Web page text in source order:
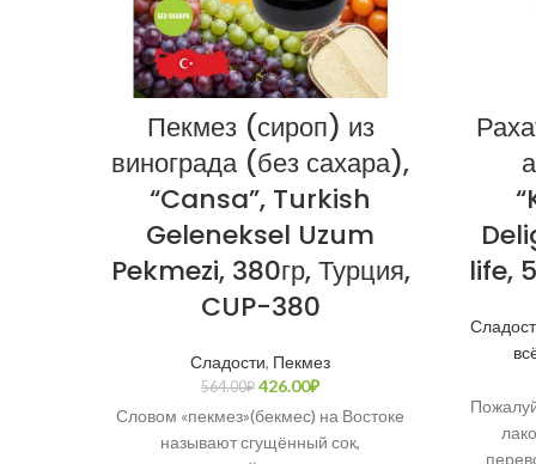
Пекмез (сироп) из
винограда (без сахара),
“Cansa”, Turkish
Geleneksel Uzum
Pekmezi, 380гр, Турция,
CUP-380
Сладости, Пекмез
564.00₽ 426.00₽
Словом «пекмез»(бекмес) на Востоке
называют сгущённый сок,
life,